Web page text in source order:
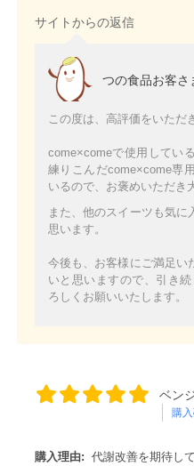
サイトからの返信
つの食品お客さ
この度は、高評価をいただ
come×comeで使用してい
練りこんだcome×come専
いるので、お褒めいただき
また、他のスイーツも気に
思います。
今後も、お客様にご満足い
いと思いますので、引き
ろしくお願いいたします。
ベン
購
購入理由: 代謝改善を期待し